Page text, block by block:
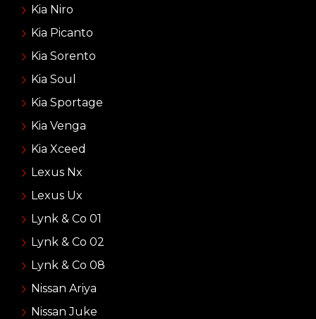
Kia Niro
Kia Picanto
Kia Sorento
Kia Soul
Kia Sportage
Kia Venga
Kia Xceed
Lexus Nx
Lexus Ux
Lynk & Co 01
Lynk & Co 02
Lynk & Co 08
Nissan Ariya
Nissan Juke